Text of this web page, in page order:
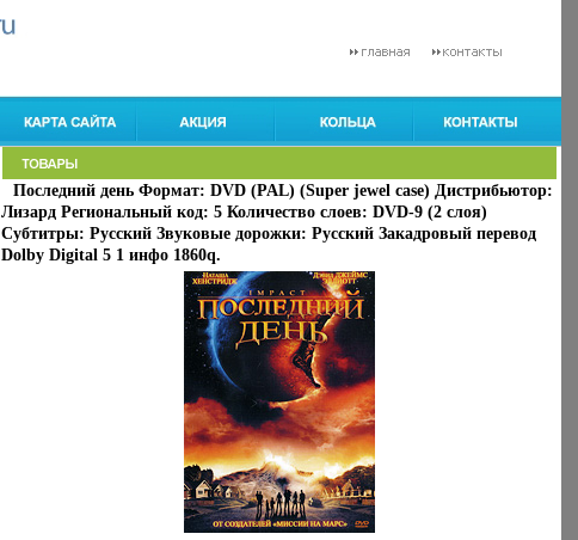
Последний день Формат: DVD (PAL) (Super jewel case) Дистрибьютор:
Лизард Региональный код: 5 Количество слоев: DVD-9 (2 слоя)
Субтитры: Русский Звуковые дорожки: Русский Закадровый перевод
Dolby Digital 5 1 инфо 1860q.